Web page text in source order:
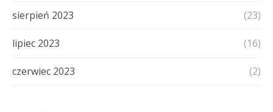
sierpień 2023 (23)
lipiec 2023 (16)
czerwiec 2023 (2)